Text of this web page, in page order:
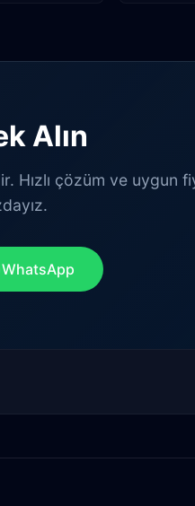
Alın
Hızlı çözüm ve uygun
WhatsApp